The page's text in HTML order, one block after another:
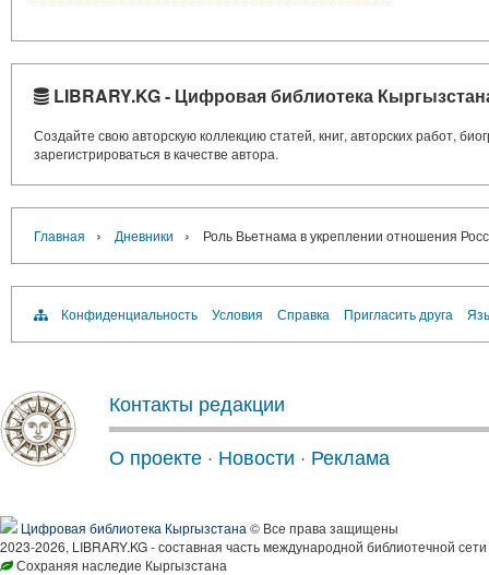
LIBRARY.KG - Цифровая библиотека
Создайте свою авторскую коллекцию статей, книг, авторских работ,
зарегистрироваться в качестве автора.
Главная › Дневники › Роль Вьетнама в укреплении отношения
Конфиденциальность Условия Справка Пригласить друга
Контакты редакции
О проекте · Новости · Реклама
Цифровая библиотека Кыргызстана © Все права защищены
2023-2026, LIBRARY.KG - составная часть международной библиотечной
Сохраняя наследие Кыргызстана